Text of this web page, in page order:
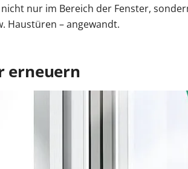
nur im Bereich der Fenster,
Haustüren – angewandt.
erneuern